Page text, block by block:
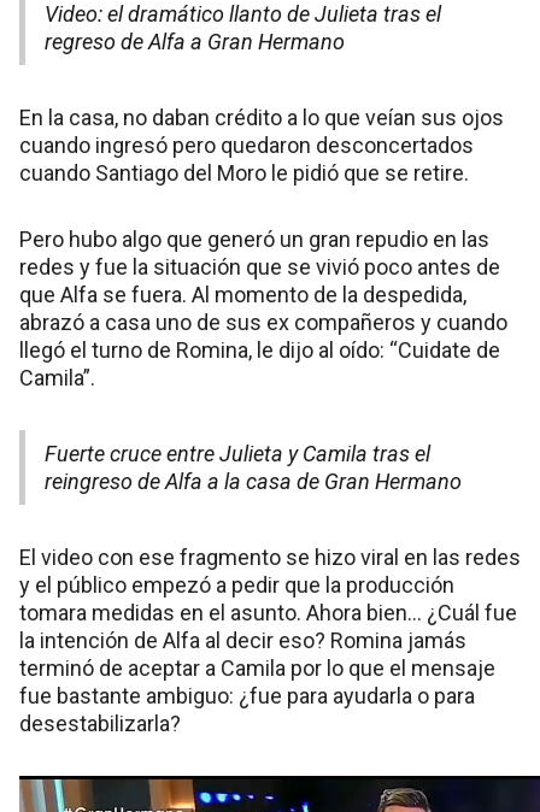
Video: el dramático llanto de Julieta tras el
regreso de Alfa a Gran Hermano
En la casa, no daban crédito a lo que veían sus ojos
cuando ingresó pero quedaron desconcertados
cuando Santiago del Moro le pidió que se retire.
Pero hubo algo que generó un gran repudio en las
redes y fue la situación que se vivió poco antes de
que Alfa se fuera. Al momento de la despedida,
abrazó a casa uno de sus ex compañeros y cuando
llegó el turno de Romina, le dijo al oído: “Cuidate de
Camila”.
Fuerte cruce entre Julieta y Camila tras el
reingreso de Alfa a la casa de Gran Hermano
El video con ese fragmento se hizo viral en las redes
y el público empezó a pedir que la producción
tomara medidas en el asunto. Ahora bien… ¿Cuál fue
la intención de Alfa al decir eso? Romina jamás
terminó de aceptar a Camila por lo que el mensaje
fue bastante ambiguo: ¿fue para ayudarla o para
desestabilizarla?